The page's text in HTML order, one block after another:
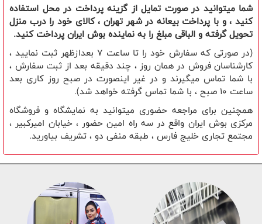
شما میتوانید در صورت تمایل از گزینه پرداخت در محل استفاده
کنید ، و با پرداخت بیعانه در شهر تهران ، کالای خود را درب منزل
تحویل گرفته و الباقی مبلغ را به نماینده بوش ایران پرداخت کنید.
(در صورتی که سفارش خود را تا ساعت 7 بعدازظهر ثبت نمایید ،
کارشناسان فروش در همان روز ، چند دقیقه بعد از ثبت سفارش ،
با شما تماس میگیرند و در غیر اینصورت در صبح روز کاری بعد
ساعت 10 صبح ، با شما تماس گرفته خواهد شد).
همچنین برای مراجعه حضوری میتوانید به نمایشگاه و فروشگاه
مرکزی بوش ایران واقع در سه راه امین حضور ، خیابان امیرکبیر ،
مجتمع تجاری خلیج فارس ، طبقه منفی دو ، تشریف بیاورید.